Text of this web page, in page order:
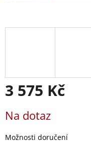
3 575 Kč
cena:
Na dotaz
Možnosti doručení